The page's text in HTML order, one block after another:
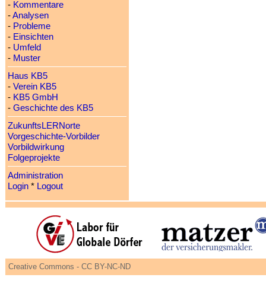
- Kommentare
-Analysen
- Probleme
- Einsichten
- Umfeld
- Muster
Haus KB5
- Verein KB5
- KB5 GmbH
- Geschichte des KB5
ZukunftsLERNorte
Vorgeschichte-Vorbilder
Vorbildwirkung
Folgeprojekte
Administration
Login* Logout
Creative Commons - CC BY-NC-ND